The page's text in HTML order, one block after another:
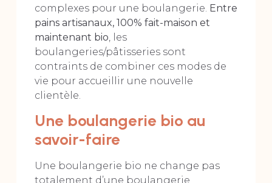
complexes pour une boulangerie. Entre
pains artisanaux, 100% fait-maison et
maintenant bio, les
boulangeries/pâtisseries sont
contraints de combiner ces modes de
vie pour accueillir une nouvelle
clientèle.
Une boulangerie bio au
savoir-faire
Une boulangerie bio ne change pas
totalement d’une boulangerie